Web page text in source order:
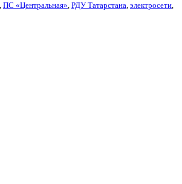
ПС «Центральная» РДУ Татарстана электросети